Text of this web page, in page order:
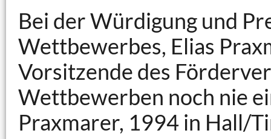
Bei der Würdigung und
Wettbewerbes, Elias
Vorsitzende des
Wettbewerben noch nie
Praxmarer, 1994 in Hall/